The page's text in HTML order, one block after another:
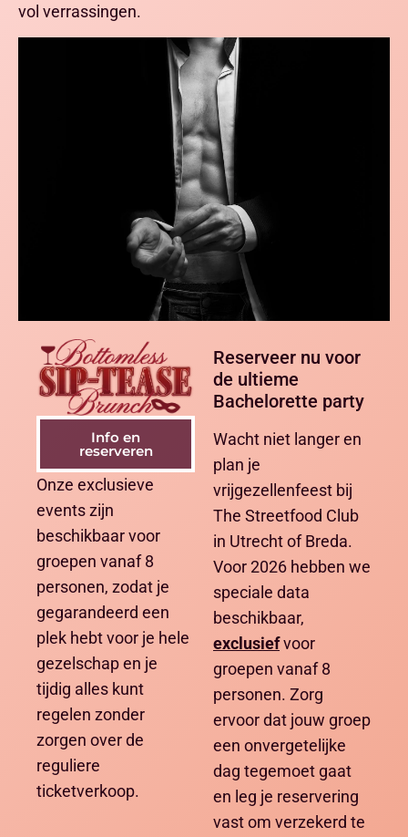
vol verrassingen.
Info en
reserveren
Onze exclusieve
events zijn
beschikbaar voor
groepen vanaf 8
personen, zodat je
gegarandeerd een
plek hebt voor je hele
gezelschap en je
tijdig alles kunt
regelen zonder
zorgen over de
reguliere
ticketverkoop.
Reserveer nu voor
de ultieme
Bachelorette party
Wacht niet langer en
plan je
vrijgezellenfeest bij
The Streetfood Club
in Utrecht of Breda.
Voor 2026 hebben we
speciale data
beschikbaar,
exclusiefvoor
groepen vanaf 8
personen. Zorg
ervoor dat jouw groep
een onvergetelijke
dag tegemoet gaat
en leg je reservering
vast om verzekerd te